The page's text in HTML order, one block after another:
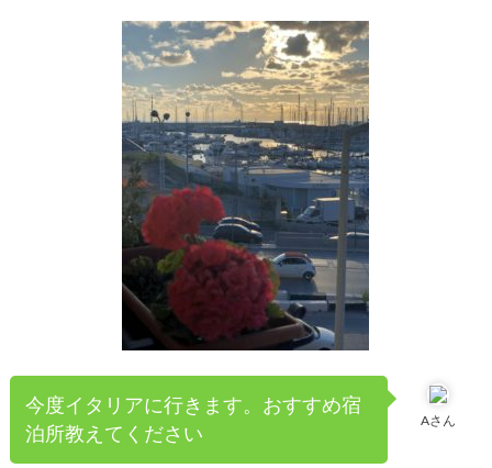
Aさん
今度イタリアに行きます。おすすめ宿
泊所教えてください